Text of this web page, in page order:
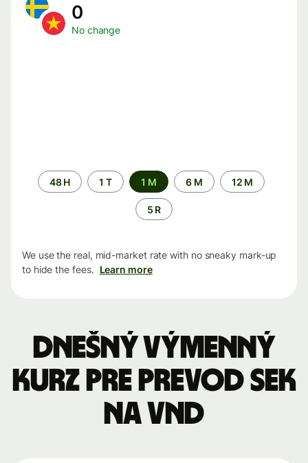
0
No change
Time
period
48 H 1 T 1 M 6 M 12 M
5 R
We use the real, mid-market rate with no sneaky mark-up
to hide the fees. Learn more
Dnešný výmenný
kurz pre prevod SEK
na VND